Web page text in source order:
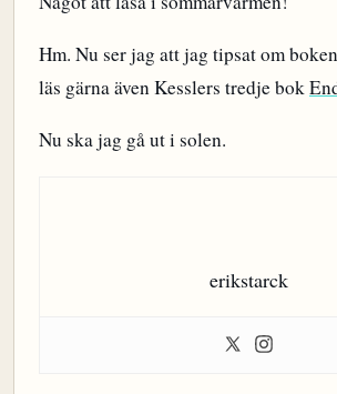
Hm. Nu ser jag att jag tipsat om boken
läs gärna även Kesslers tredje bok
Nu ska jag gå ut i solen.
erikstarck